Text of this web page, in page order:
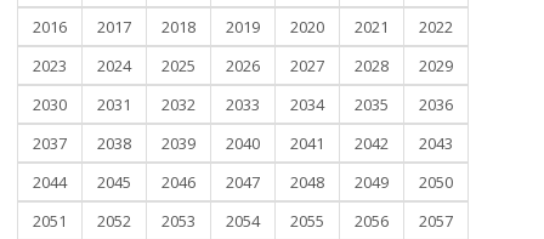
2016
2017 2018 2019 2020 2021
2022
2023
2024 2025 2026 2027 2028
2029
2030
2031 2032 2033 2034 2035
2036
2037
2038 2039 2040 2041 2042
2043
2044
2045 2046 2047 2048 2049
2050
2051
2052 2053 2054 2055 2056
2057